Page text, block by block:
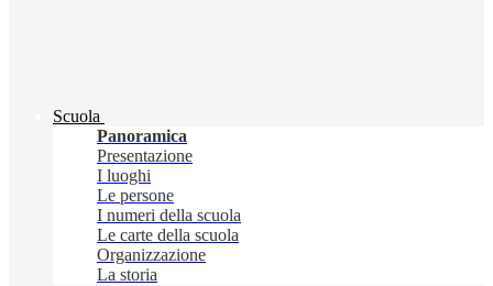
Scuola
Panoramica
Presentazione
I luoghi
Le persone
I numeri della scuola
Le carte della scuola
Organizzazione
La storia